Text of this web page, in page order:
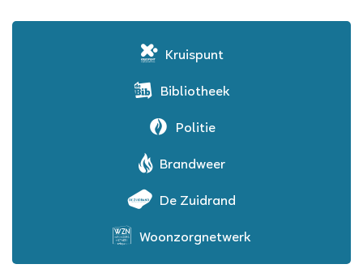
Kruispunt
Bibliotheek
Politie
Brandweer
De Zuidrand
Woonzorgnetwerk